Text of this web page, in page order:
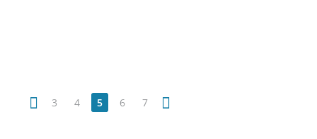
3 4 5 6 7